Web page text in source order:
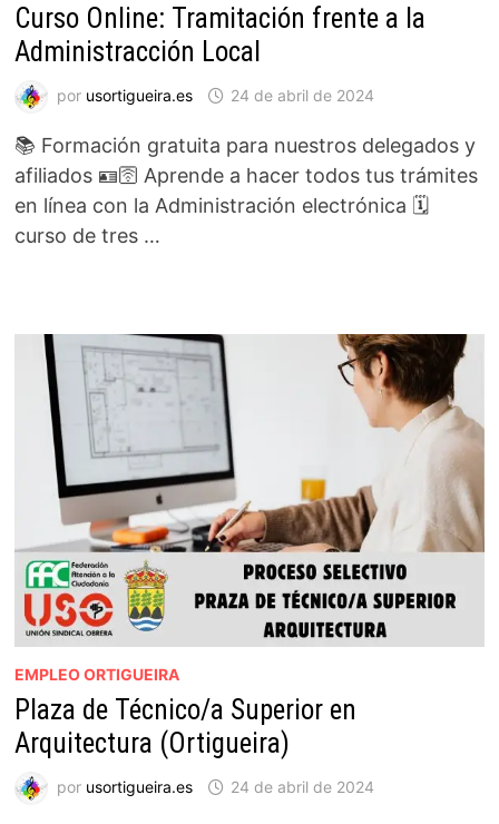
Curso Online: Tramitación frente a la
Administracción Local
por usortigueira.es 24 de abril de 2024
📚 Formación gratuita para nuestros delegados y
afiliados 🪪🛜 Aprende a hacer todos tus trámites
en línea con la Administración electrónica 🗓️
curso de tres …
EMPLEO ORTIGUEIRA
Plaza de Técnico/a Superior en
Arquitectura (Ortigueira)
por usortigueira.es 24 de abril de 2024